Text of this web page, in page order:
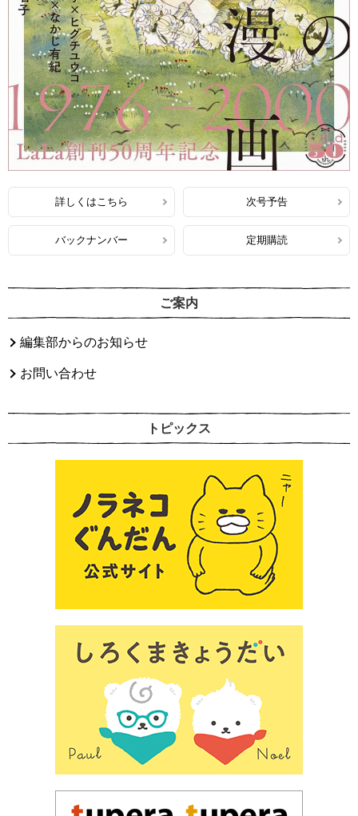
詳しくはこちら 次号予告
バックナンバー 定期購読
ご案内
編集部からのお知らせ
お問い合わせ
トピックス